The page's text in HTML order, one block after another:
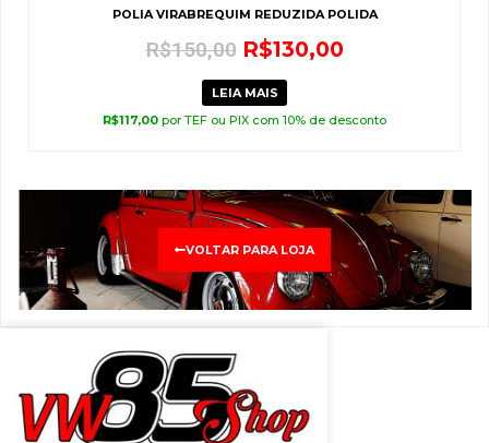
POLIA VIRABREQUIM REDUZIDA POLIDA
R$150,00 R$130,00
LEIA MAIS
R$117,00 por TEF ou PIX com 10% de desconto
VOLTAR PARA LOJA